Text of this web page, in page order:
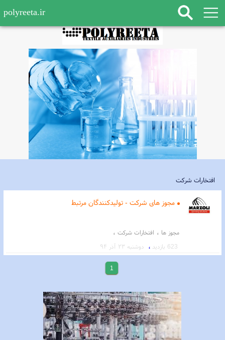
polyreeta.ir
افتخارات شرکت
مجوز های شرکت - تولیدکنندگان مرتبط
مجوز ها ، افتخارات شرکت ،
623 بازدید ، دوشنبه ۲۳ آذر ۹۴
1